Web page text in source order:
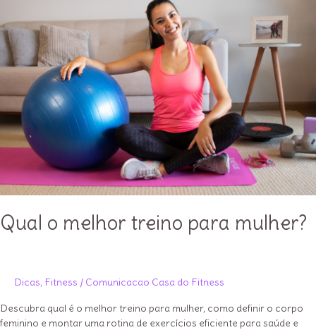
Qual o melhor treino para mulher?
Dicas, Fitness / Comunicacao Casa do Fitness
Descubra qual é o melhor treino para mulher, como definir o corpo
feminino e montar uma rotina de exercícios eficiente para saúde e